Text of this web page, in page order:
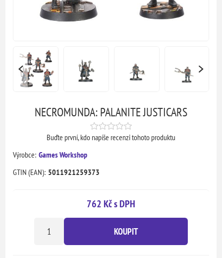
NECROMUNDA: PALANITE JUSTICARS
Buďte první, kdo napíše recenzi tohoto produktu
Výrobce: Games Workshop
GTIN (EAN): 5011921259373
762 Kč s DPH
KOUPIT